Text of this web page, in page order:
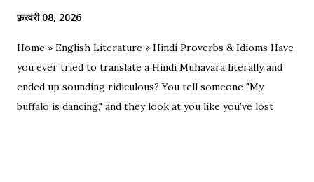
फ़रवरी 08, 2026
Home » English Literature » Hindi Proverbs & Idioms Have
you ever tried to translate a Hindi Muhavara literally and
ended up sounding ridiculous? You tell someone "My
buffalo is dancing," and they look at you like you’ve lost